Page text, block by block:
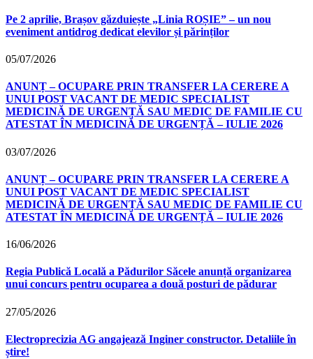
Pe 2 aprilie, Brașov găzduiește „Linia ROȘIE” – un nou
eveniment antidrog dedicat elevilor și părinților
05/07/2026
ANUNȚ – OCUPARE PRIN TRANSFER LA CERERE A
UNUI POST VACANT DE MEDIC SPECIALIST
MEDICINĂ DE URGENȚĂ SAU MEDIC DE FAMILIE CU
ATESTAT ÎN MEDICINĂ DE URGENȚĂ – IULIE 2026
03/07/2026
ANUNȚ – OCUPARE PRIN TRANSFER LA CERERE A
UNUI POST VACANT DE MEDIC SPECIALIST
MEDICINĂ DE URGENȚĂ SAU MEDIC DE FAMILIE CU
ATESTAT ÎN MEDICINĂ DE URGENȚĂ – IULIE 2026
16/06/2026
Regia Publică Locală a Pădurilor Săcele anunță organizarea
unui concurs pentru ocuparea a două posturi de pădurar
27/05/2026
Electroprecizia AG angajează Inginer constructor. Detaliile în
știre!